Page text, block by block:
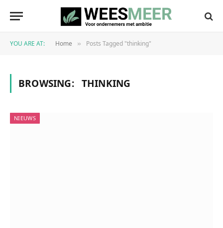
YOU ARE AT: Home » Posts Tagged "thinking"
BROWSING: THINKING
NIEUWS